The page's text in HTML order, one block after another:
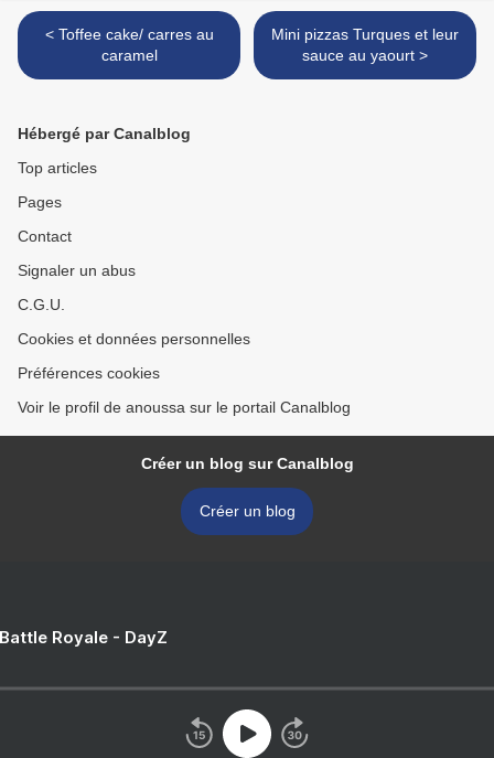
< Toffee cake/ carres au
caramel
Mini pizzas Turques et leur
sauce au yaourt >
Hébergé par Canalblog
Top articles
Pages
Contact
Signaler un abus
C.G.U.
Cookies et données personnelles
Préférences cookies
Voir le profil de anoussa sur le portail Canalblog
Créer un blog sur Canalblog
Créer un blog
Royale - DayZ